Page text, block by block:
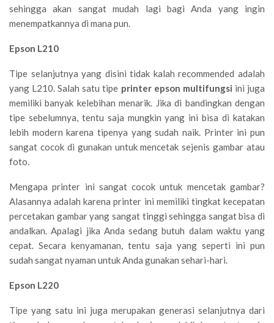
sehingga akan sangat mudah lagi bagi Anda yang ingin
menempatkannya di mana pun.
Epson L210
Tipe selanjutnya yang disini tidak kalah recommended adalah
yang L210. Salah satu tipe printer epson multifungsi ini juga
memiliki banyak kelebihan menarik. Jika di bandingkan dengan
tipe sebelumnya, tentu saja mungkin yang ini bisa di katakan
lebih modern karena tipenya yang sudah naik. Printer ini pun
sangat cocok di gunakan untuk mencetak sejenis gambar atau
foto.
Mengapa printer ini sangat cocok untuk mencetak gambar?
Alasannya adalah karena printer ini memiliki tingkat kecepatan
percetakan gambar yang sangat tinggi sehingga sangat bisa di
andalkan. Apalagi jika Anda sedang butuh dalam waktu yang
cepat. Secara kenyamanan, tentu saja yang seperti ini pun
sudah sangat nyaman untuk Anda gunakan sehari-hari.
Epson L220
Tipe yang satu ini juga merupakan generasi selanjutnya dari